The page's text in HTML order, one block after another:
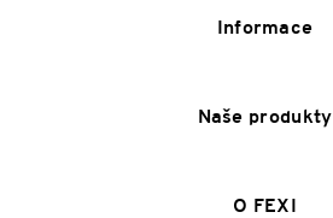
Informace
Naše produkty
O FEXI